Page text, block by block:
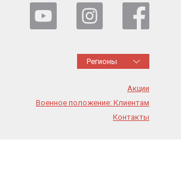
Регионы
Акции
Военное положение: Клиентам
Контакты